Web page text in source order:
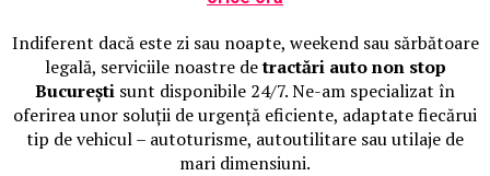
Indiferent dacă este zi sau noapte, weekend sau sărbătoare
legală, serviciile noastre detractări auto non stop
București sunt disponibile 24/7. Ne-am specializat în
oferirea unor soluții de urgență eficiente, adaptate fiecărui
tip de vehicul – autoturisme, autoutilitare sau utilaje de
mari dimensiuni.